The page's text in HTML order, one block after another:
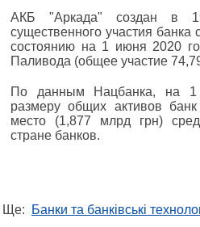
АКБ "Аркада" создан в
существенного участия
состоянию на 1 июня 2020
Паливода (общее участие
По данным Нацбанка, на 1
размеру общих активов
место (1,877 млрд грн)
стране банков.
Ще: Банки та банківські